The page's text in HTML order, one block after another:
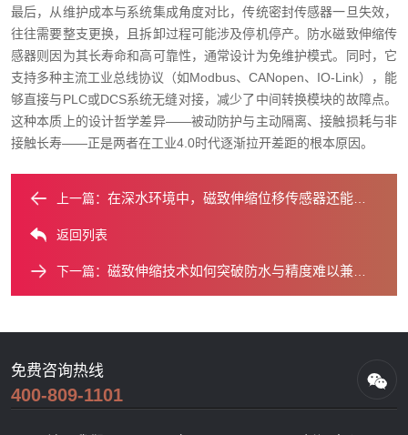
最后，从维护成本与系统集成角度对比，传统密封传感器一旦失效，
往往需要整支更换，且拆卸过程可能涉及停机停产。防水磁致伸缩传
感器则因为其长寿命和高可靠性，通常设计为免维护模式。同时，它
支持多种主流工业总线协议（如Modbus、CANopen、IO-Link），能
够直接与PLC或DCS系统无缝对接，减少了中间转换模块的故障点。
这种本质上的设计哲学差异——被动防护与主动隔离、接触损耗与非
接触长寿——正是两者在工业4.0时代逐渐拉开差距的根本原因。
上一篇： 在深水环境中，磁致伸缩位移传感器还能保持可靠吗？
返回列表
下一篇： 磁致伸缩技术如何突破防水与精度难以兼得的困境？
免费咨询热线
400-809-1101